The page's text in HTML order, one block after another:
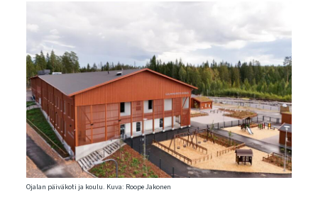
Ojalan päiväkoti ja koulu. Kuva: Roope Jakonen